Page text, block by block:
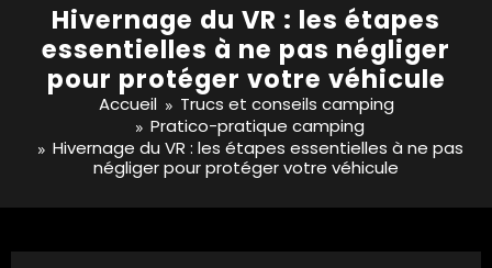
Hivernage du VR : les étapes
essentielles à ne pas négliger
pour protéger votre véhicule
Accueil
Trucs et conseils camping
Pratico-pratique camping
Hivernage du VR : les étapes essentielles à ne pas
négliger pour protéger votre véhicule